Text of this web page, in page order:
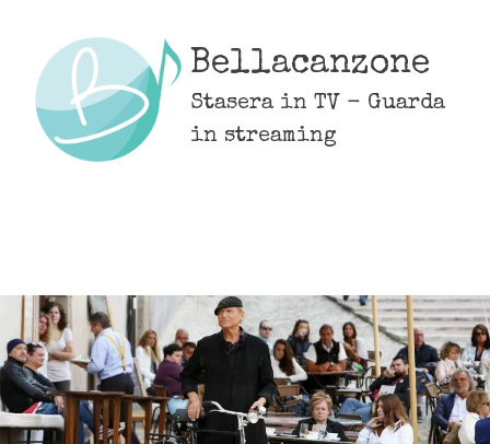
content
Bellacanzone
Stasera in TV - Guarda
in streaming